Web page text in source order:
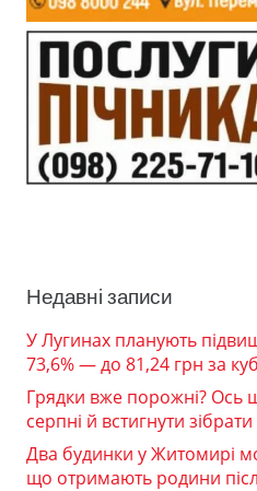
Недавні записи
У Лугинах планують
73,6% — до 81,24 грн за
Грядки вже порожні? Ось
серпні й встигнути зібрати
Два будинки у Житомирі
що отримають родини